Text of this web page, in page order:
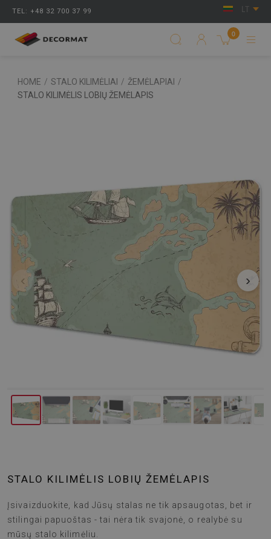
TEL: +48 32 700 37 99
0
HOME / STALO KILIMĖLIAI / ŽEMĖLAPIAI
/
STALO KILIMĖLIS LOBIŲ ŽEMĖLAPIS
‹ ›
STALO KILIMĖLIS LOBIŲ ŽEMĖLAPIS
Įsivaizduokite, kad Jūsų stalas ne tik apsaugotas, bet ir
stilingai papuoštas - tai nėra tik svajonė, o realybė su
mūsų stalo kilimėliu.